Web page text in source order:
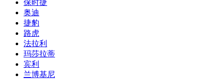
保时捷
奥迪
捷豹
路虎
法拉利
玛莎拉蒂
宾利
兰博基尼